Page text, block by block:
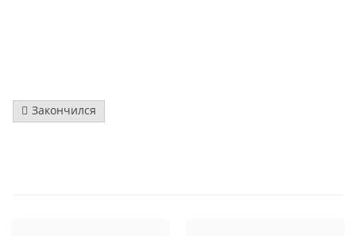
Закончился